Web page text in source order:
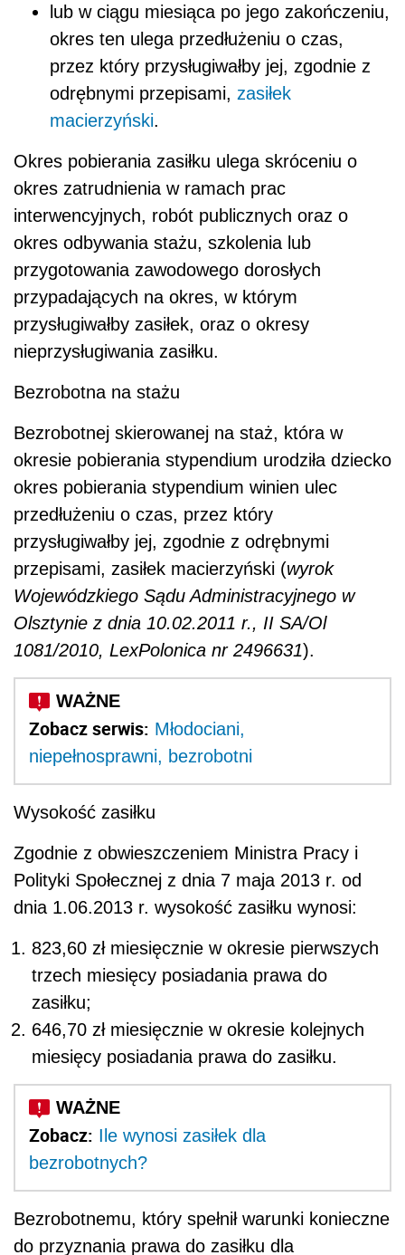
lub w ciągu miesiąca po jego zakończeniu,
okres ten ulega przedłużeniu o czas,
przez który przysługiwałby jej, zgodnie z
odrębnymi przepisami, zasiłek
macierzyński.
Okres pobierania zasiłku ulega skróceniu o
okres zatrudnienia w ramach prac
interwencyjnych, robót publicznych oraz o
okres odbywania stażu, szkolenia lub
przygotowania zawodowego dorosłych
przypadających na okres, w którym
przysługiwałby zasiłek, oraz o okresy
nieprzysługiwania zasiłku.
Bezrobotna na stażu
Bezrobotnej skierowanej na staż, która w
okresie pobierania stypendium urodziła dziecko
okres pobierania stypendium winien ulec
przedłużeniu o czas, przez który
przysługiwałby jej, zgodnie z odrębnymi
przepisami, zasiłek macierzyński (wyrok
Wojewódzkiego Sądu Administracyjnego w
Olsztynie z dnia 10.02.2011 r., II SA/Ol
1081/2010, LexPolonica nr 2496631).
Zobacz serwis: Młodociani,
niepełnosprawni, bezrobotni
Wysokość zasiłku
Zgodnie z obwieszczeniem Ministra Pracy i
Polityki Społecznej z dnia 7 maja 2013 r. od
dnia 1.06.2013 r. wysokość zasiłku wynosi:
823,60 zł miesięcznie w okresie pierwszych
trzech miesięcy posiadania prawa do
zasiłku;
646,70 zł miesięcznie w okresie kolejnych
miesięcy posiadania prawa do zasiłku.
Zobacz: Ile wynosi zasiłek dla
bezrobotnych?
Bezrobotnemu, który spełnił warunki konieczne
do przyznania prawa do zasiłku dla